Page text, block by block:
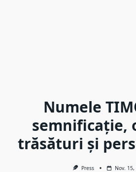
Numele
semnificație,
trăsături și
Press Nov. 15,